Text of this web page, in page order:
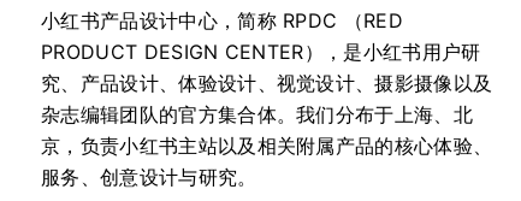
小红书产品设计中心，简称 RPDC （RED
PRODUCT DESIGN CENTER），是小红书用户研
究、产品设计、体验设计、视觉设计、摄影摄像以及
杂志编辑团队的官方集合体。我们分布于上海、北
京，负责小红书主站以及相关附属产品的核心体验、
服务、创意设计与研究。